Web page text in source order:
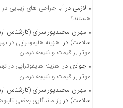
لازمی در آیا جراحی های زیبایی
هستند؟
مهران محمدپور سرای (کارشناس
سلامت) در هزینه هایفوتراپی در
موثر بر قیمت و نتیجه درمان
جوادی در هزینه هایفوتراپی در
موثر بر قیمت و نتیجه درمان
مهران محمدپور سرای (کارشناس
سلامت) در راز ماندگاری بعضی